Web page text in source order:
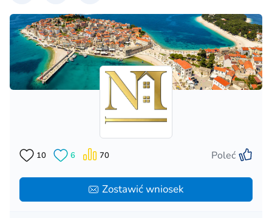
10 6 70 Poleć
Zostawić wniosek